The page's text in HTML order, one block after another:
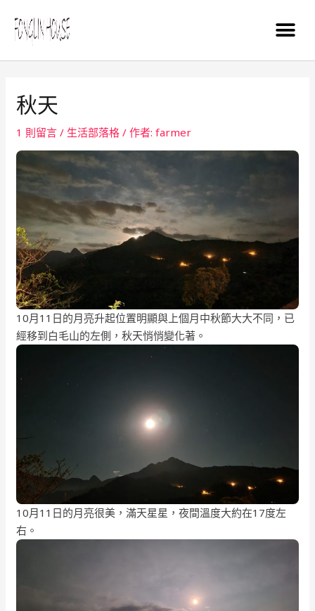
秋天
1 則留言 / 生活部落格 / 作者:farmer
10月11日的月亮升起位置明顯與上個月中秋節大大不同，已
經移到白毛山的左側，秋天悄悄變化著。
10月11日的月亮很美，滿天星星，夜間溫度大約在17度左
右。